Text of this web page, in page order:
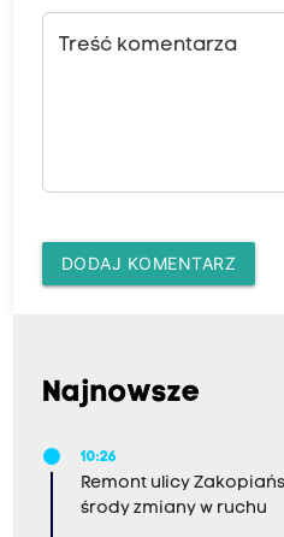
Treść komentarza
DODAJ KOMENTARZ
Najnowsze
10:26
Remont ulicy
środy zmiany w ruchu